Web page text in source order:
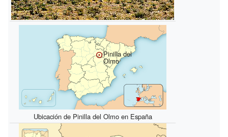
Pinilla del
Olmo
Ubicación de Pinilla del Olmo en España